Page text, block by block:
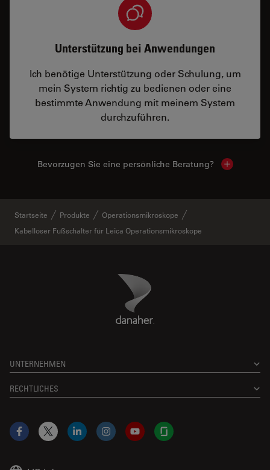
Unterstützung bei Anwendungen
Ich benötige Unterstützung oder Schulung, um
mein System richtig zu bedienen oder eine
bestimmte Anwendung mit meinem System
durchzuführen.
Bevorzugen Sie eine persönliche Beratung? Show
Startseite Produkte
Operationsmikroskope
Kabelloser Fußschalter für Leica Operationsmikroskope
Danaher Logo
UNTERNEHMEN
RECHTLICHES
Facebook
X LinkedInInstagramYouTubeGlassdoor